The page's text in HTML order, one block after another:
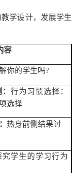
学设计，发展学生
容
你的学生吗?
行为习惯选择 ：
选择
热身前侧结果讨
究学生的学习行为